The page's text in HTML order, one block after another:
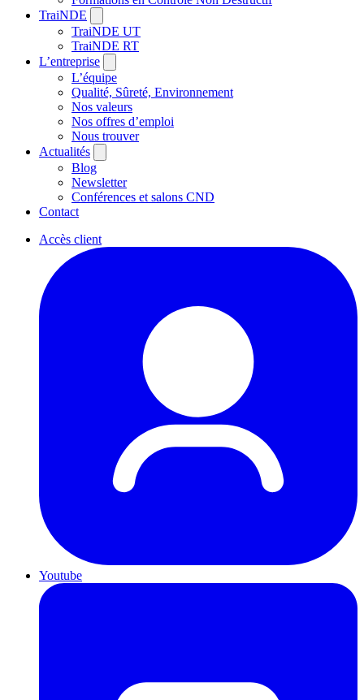
TraiNDE
TraiNDE UT
TraiNDE RT
L’entreprise
L’équipe
Qualité, Sûreté, Environnement
Nos valeurs
Nos offres d’emploi
Nous trouver
Actualités
Blog
Newsletter
Conférences et salons CND
Contact
Accès client
Youtube